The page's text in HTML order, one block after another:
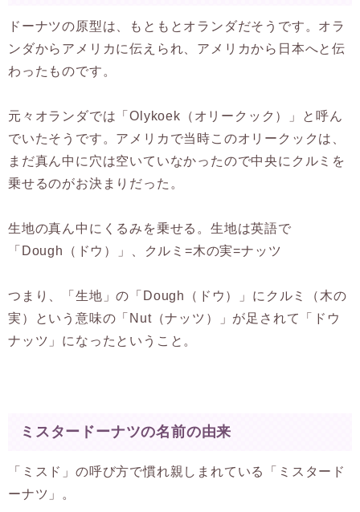
ドーナツの原型は、もともとオランダだそうです。オラ
ンダからアメリカに伝えられ、アメリカから日本へと伝
わったものです。
元々オランダでは「Olykoek（オリークック）」と呼ん
でいたそうです。アメリカで当時このオリークックは、
まだ真ん中に穴は空いていなかったので中央にクルミを
乗せるのがお決まりだった。
生地の真ん中にくるみを乗せる。生地は英語で
「Dough（ドウ）」、クルミ=木の実=ナッツ
つまり、「生地」の「Dough（ドウ）」にクルミ（木の
実）という意味の「Nut（ナッツ）」が足されて「ドウ
ナッツ」になったということ。
ミスタードーナツの名前の由来
「ミスド」の呼び方で慣れ親しまれている「ミスタード
ーナツ」。